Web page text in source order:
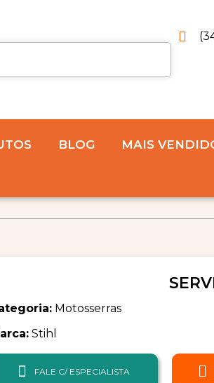
BLOG
MAIS
Motosserras
Stihl
FALE C/ ESPECIALISTA